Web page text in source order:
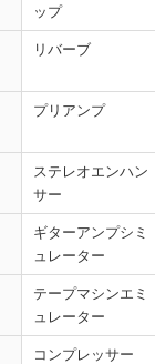
ップ
リバーブ
プリアンプ
ステレオエンハン
サー
ギターアンプシミ
ュレーター
テープマシンエミ
ュレーター
コンプレッサー